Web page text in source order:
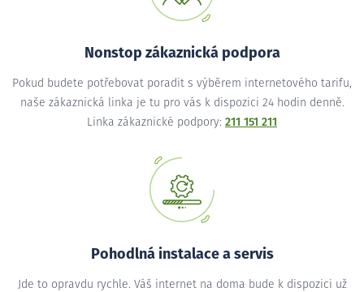
Nonstop zákaznická podpora
Pokud budete potřebovat poradit s výběrem internetového tarifu,
naše zákaznická linka je tu pro vás k dispozici 24 hodin denně.
Linka zákaznické podpory: 211 151 211
Pohodlná instalace a servis
Jde to opravdu rychle. Váš internet na doma bude k dispozici už